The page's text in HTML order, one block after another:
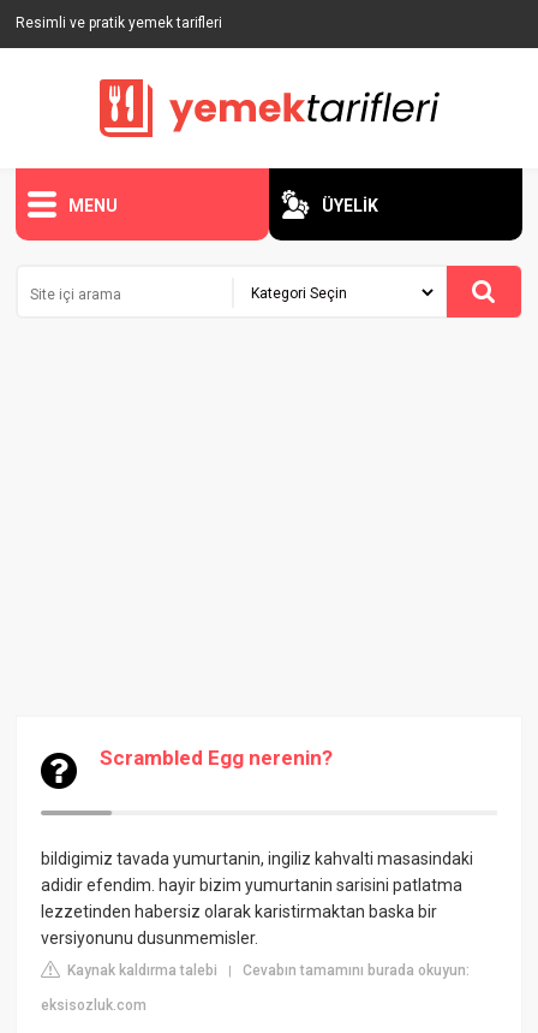
Resimli ve pratik yemek tarifleri
MENU ÜYELİK
Scrambled Egg nerenin?
bildigimiz tavada yumurtanin, ingiliz kahvalti masasindaki
adidir efendim. hayir bizim yumurtanin sarisini patlatma
lezzetinden habersiz olarak karistirmaktan baska bir
versiyonunu dusunmemisler.
Kaynak kaldırma talebi |Cevabın tamamını burada okuyun:
eksisozluk.com